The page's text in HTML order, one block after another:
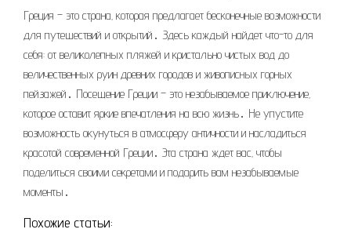
Греция – это страна‚ которая предлагает бесконечные возможности
для путешествий и открытий․ Здесь каждый найдет что-то для
себя: от великолепных пляжей и кристально чистых вод до
величественных руин древних городов и живописных горных
пейзажей․ Посещение Греции – это незабываемое приключение‚
которое оставит яркие впечатления на всю жизнь․ Не упустите
возможность окунуться в атмосферу античности и насладиться
красотой современной Греции․ Эта страна ждет вас‚ чтобы
поделиться своими секретами и подарить вам незабываемые
моменты․
Похожие статьи: